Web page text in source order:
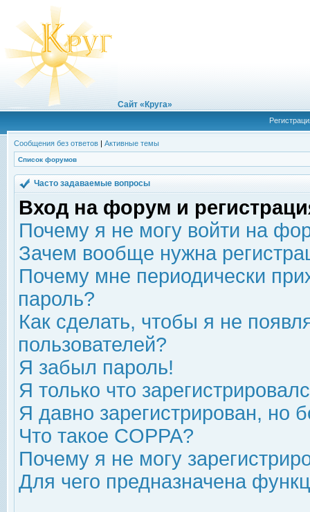
Сайт «Круга»
Сообщения без ответов | Активные темы
Список форумов
Часто задаваемые вопросы
Вход на форум и
Почему я не могу войти на
Зачем вообще нужна
Почему мне периодически
пароль?
Как сделать, чтобы я не
пользователей?
Я забыл пароль!
Я только что
Я давно зарегистрирован, но
Что такое COPPA?
Почему я не могу
Для чего предназначена